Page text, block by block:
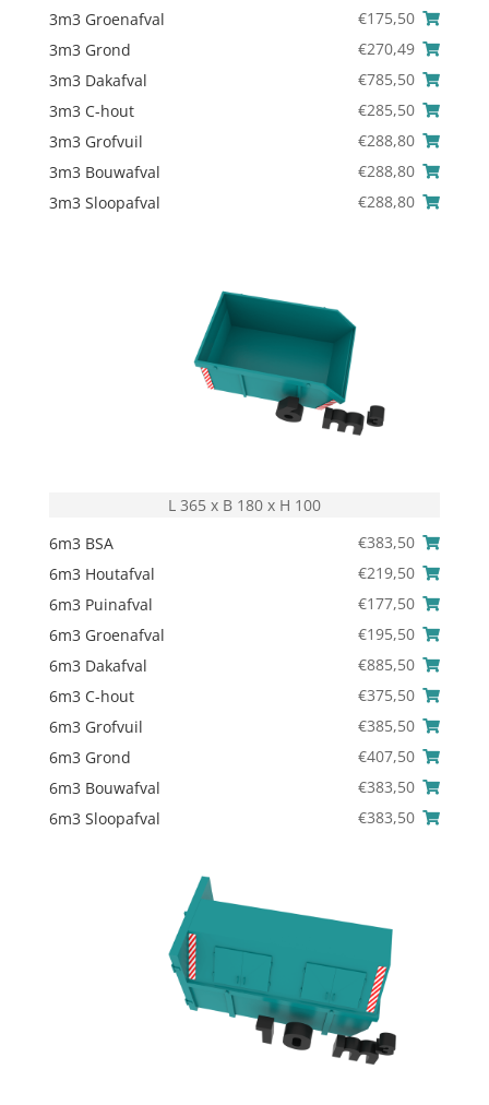
3m3 Groenafval
€175,50
3m3 Grond
€270,49
3m3 Dakafval
€785,50
3m3 C-hout
€285,50
3m3 Grofvuil
€288,80
3m3 Bouwafval
€288,80
3m3 Sloopafval
€288,80
L 365 x B 180 x H 100
6m3 BSA
€383,50
6m3 Houtafval
€219,50
6m3 Puinafval
€177,50
6m3 Groenafval
€195,50
6m3 Dakafval
€885,50
6m3 C-hout
€375,50
6m3 Grofvuil
€385,50
6m3 Grond
€407,50
6m3 Bouwafval
€383,50
6m3 Sloopafval
€383,50